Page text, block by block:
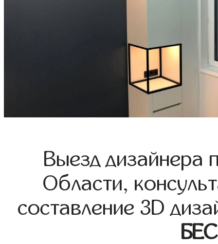
Выезд дизайнера
Области,
составление 3D